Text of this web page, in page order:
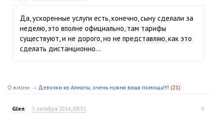
Да, ускоренные услуги есть, конечно, сыну сделали за
неделю, это вполне официально, там тарифы
существуют, и не дорого, но не представляю, как это
сделать дистанционно…
О жизни → Девочки из Алматы, очень нужна ваша помощь!!!! (21)
Glen 3 октября 2014, 08:51 0